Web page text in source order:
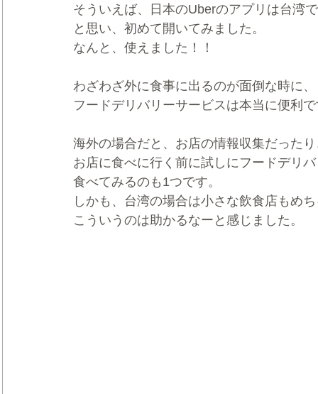
そういえば、日本のUberのアプリは台湾
と思い、初めて開いてみました。
なんと、使えました！！
わざわざ外に食事に出るのが面倒な時に、
フードデリバリーサービスは本当に便利
海外の場合だと、お店の情報収集だった
お店に食べに行く前に試しにフードデリ
食べてみるのも1つです。
しかも、台湾の場合は小さな飲食店もめ
こういうのは助かるなーと感じました。